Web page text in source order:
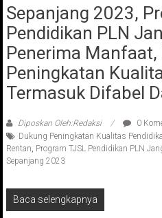
Sepanjang 2023,
Pendidikan PLN
Penerima Manfaat,
Peningkatan
Termasuk Difabel
Diposkan Oleh:Redaksi
0
Dukung Peningkatan Kualitas
Rentan, Program TJSL Pendidikan PLN
Sepanjang 2023
Baca selengkapnya